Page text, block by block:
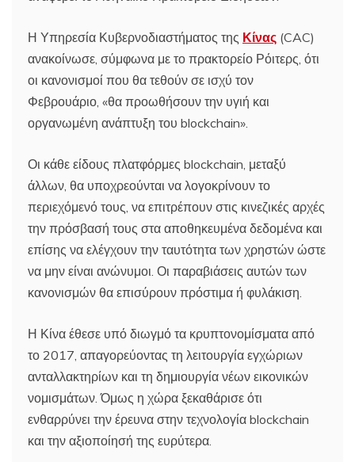
Η Υπηρεσία Κυβερνοδιαστήματος της Κίνας (CAC)
ανακοίνωσε, σύμφωνα με το πρακτορείο Ρόιτερς, ότι
οι κανονισμοί που θα τεθούν σε ισχύ τον
Φεβρουάριο, «θα προωθήσουν την υγιή και
οργανωμένη ανάπτυξη του blockchain».
Οι κάθε είδους πλατφόρμες blockchain, μεταξύ
άλλων, θα υποχρεούνται να λογοκρίνουν το
περιεχόμενό τους, να επιτρέπουν στις κινεζικές αρχές
την πρόσβασή τους στα αποθηκευμένα δεδομένα και
επίσης να ελέγχουν την ταυτότητα των χρηστών ώστε
να μην είναι ανώνυμοι. Οι παραβιάσεις αυτών των
κανονισμών θα επισύρουν πρόστιμα ή φυλάκιση.
Η Κίνα έθεσε υπό διωγμό τα κρυπτονομίσματα από
το 2017, απαγορεύοντας τη λειτουργία εγχώριων
ανταλλακτηρίων και τη δημιουργία νέων εικονικών
νομισμάτων. Όμως η χώρα ξεκαθάρισε ότι
ενθαρρύνει την έρευνα στην τεχνολογία blockchain
και την αξιοποίησή της ευρύτερα.